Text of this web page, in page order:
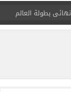
تستحضر أمجاد الصخرة